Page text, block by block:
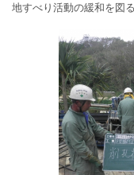
地すべり活動の緩和を図